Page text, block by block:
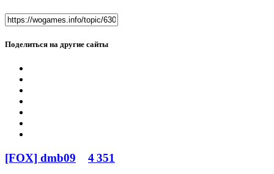
Поделиться на другие сайты
[FOX] dmb09 4 351